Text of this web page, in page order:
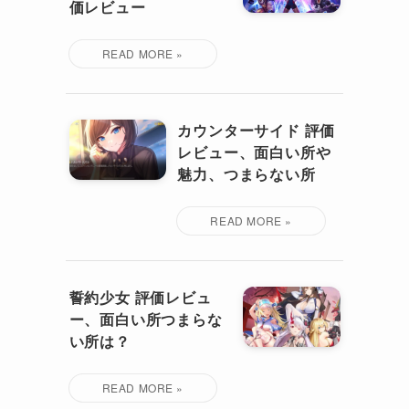
価レビュー
カウンターサイド 評価
レビュー、面白い所や
魅力、つまらない所
誓約少女 評価レビュ
ー、面白い所つまらな
い所は？